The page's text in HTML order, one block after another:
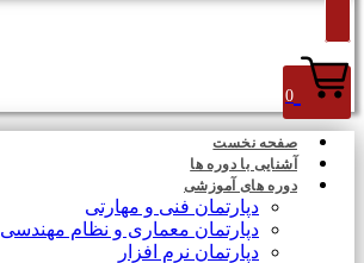
0
صفحه نخست
آشنایی با دوره ها
دوره های آموزشی
دپارتمان فنی و مهارتی
دپارتمان معماری و نظام مهندسی
دپارتمان نرم افزار